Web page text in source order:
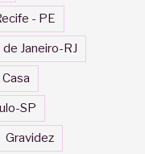
- PE
de Janeiro-RJ
SP
Gravidez